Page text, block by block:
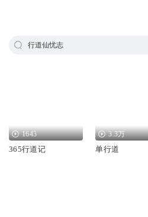
行道仙忧志
1643
365行道记
3.3万
单行道